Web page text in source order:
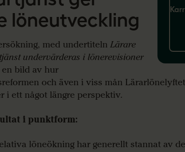
löneutveckling
med undertiteln Lärare
undervärderas i lönerevisioner
en bild av hur
och även i viss mån
i ett något längre perspektiv.
i punktform:
löneökning har generellt stannat av